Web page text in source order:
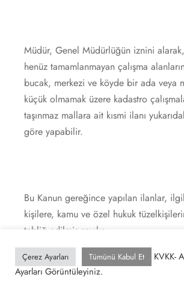
Müdür, Genel Müdürlüğün iznini
henüz tamamlanmayan çalışma
bucak, merkezi ve köyde bir ada veya
küçük olmamak üzere kadastro
taşınmaz mallara ait kısmi ilanı
göre yapabilir.
Bu Kanun gereğince yapılan ilanlar,
kişilere, kamu ve özel hukuk
tebliğ edilmiş sayılır.
Çerez Ayarları Tümünü Kabul Et
KVKK-
Ayarları Görüntüleyiniz.